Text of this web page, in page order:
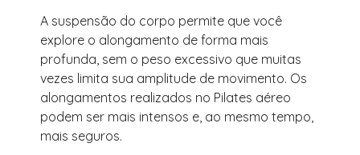
A suspensão do corpo permite que você
explore o alongamento de forma mais
profunda, sem o peso excessivo que muitas
vezes limita sua amplitude de movimento. Os
alongamentos realizados no Pilates aéreo
podem ser mais intensos e, ao mesmo tempo,
mais seguros.